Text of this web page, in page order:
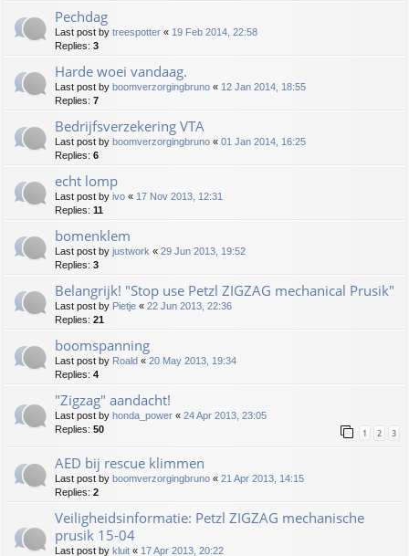
Pechdag
Last post by treespotter « 19 Feb 2014, 22:58
Replies: 3
Harde woei vandaag.
Last post by boomverzorgingbruno « 12 Jan 2014, 18:55
Replies: 7
Bedrijfsverzekering VTA
Last post by boomverzorgingbruno « 01 Jan 2014, 16:25
Replies: 6
echt lomp
Last post by ivo « 17 Nov 2013, 12:31
Replies: 11
bomenklem
Last post by justwork « 29 Jun 2013, 19:52
Replies: 3
Belangrijk! "Stop use Petzl ZIGZAG mechanical Prusik"
Last post by Pietje « 22 Jun 2013, 22:36
Replies: 21
boomspanning
Last post by Roald « 20 May 2013, 19:34
Replies: 4
"Zigzag" aandacht!
Last post by honda_power « 24 Apr 2013, 23:05
Replies: 50 1 2 3
AED bij rescue klimmen
Last post by boomverzorgingbruno « 21 Apr 2013, 14:15
Replies: 2
Veiligheidsinformatie: Petzl ZIGZAG mechanische
prusik 15-04
Last post by kluit « 17 Apr 2013, 20:22